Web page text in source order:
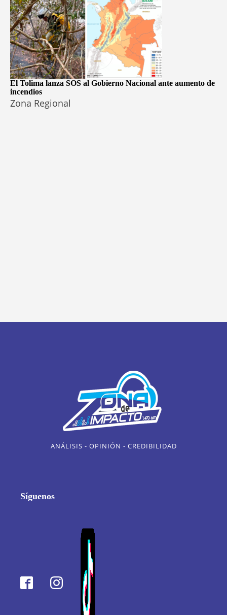
El Tolima lanza SOS al Gobierno Nacional ante aumento de
incendios
Zona Regional
ANÁLISIS - OPINIÓN - CREDIBILIDAD
Síguenos